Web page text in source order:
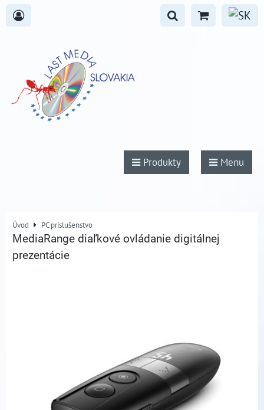
Produkty Menu
Úvod PC príslušenstvo
MediaRange diaľkové ovládanie digitálnej
prezentácie